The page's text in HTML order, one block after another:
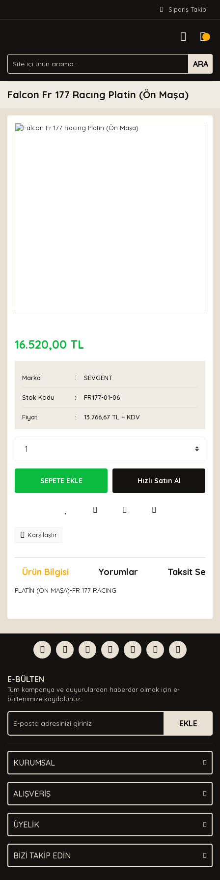
Sipariş Takibi
ARA
Falcon Fr 177 Racıng Platin (Ön Maşa)
16.520,00 TL
Marka SEVGENT
Stok Kodu FR177-01-06
Fiyat 13.766,67 TL + KDV
SEPETE EKLE Hızlı Satın Al
Karşılaştır
Ürün Bilgisi Yorumlar Taksit
PLATİN (ÖN MAŞA)-FR 177 RACING
Yorum Yaz
formunu kullanarak tarafımıza iletebilirsiniz.
Görüş ve önerileriniz için teşekkür ederiz.
Ürün açıklamasında eksik bilgiler bulunuyor.
Ürün bilgilerinde hatalar bulunuyor.
Ürün fiyatı diğer sitelerden daha pahalı.
Bu ürüne benzer farklı alternatifler olmalı.
E-BÜLTEN
Tüm kampanya ve duyurulardan haberdar olmak için e-
bültenimize kaydolunuz.
EKLE
KURUMSAL
ALIŞVERİŞ
ÜYELİK
BİZİ TAKİP EDİN